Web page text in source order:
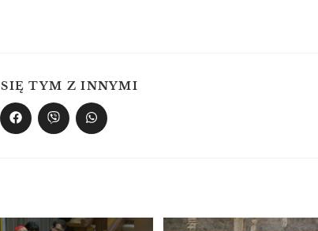
TYM Z INNYMI